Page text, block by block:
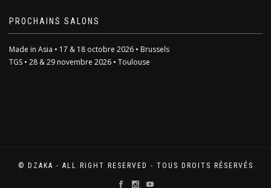
PROCHAINS SALONS
Made in Asia • 17 & 18 octobre 2026 • Brussels
TGS • 28 & 29 novembre 2026 • Toulouse
© DZAKA - ALL RIGHT RESERVED - TOUS DROITS RÉSERVÉS